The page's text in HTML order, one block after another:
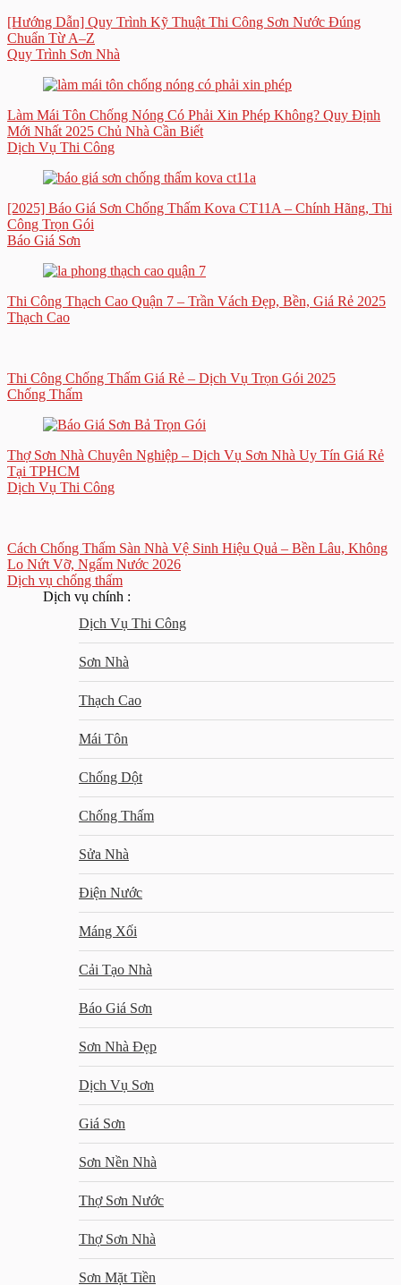
[Hướng Dẫn] Quy Trình Kỹ Thuật Thi Công Sơn Nước Đúng
Chuẩn Từ A–Z
Quy Trình Sơn Nhà
Làm Mái Tôn Chống Nóng Có Phải Xin Phép Không? Quy Định
Mới Nhất 2025 Chủ Nhà Cần Biết
Dịch Vụ Thi Công
[2025] Báo Giá Sơn Chống Thấm Kova CT11A – Chính Hãng, Thi
Công Trọn Gói
Báo Giá Sơn
Thi Công Thạch Cao Quận 7 – Trần Vách Đẹp, Bền, Giá Rẻ 2025
Thạch Cao
Thi Công Chống Thấm Giá Rẻ – Dịch Vụ Trọn Gói 2025
Chống Thấm
Thợ Sơn Nhà Chuyên Nghiệp – Dịch Vụ Sơn Nhà Uy Tín Giá Rẻ
Tại TPHCM
Dịch Vụ Thi Công
Cách Chống Thấm Sàn Nhà Vệ Sinh Hiệu Quả – Bền Lâu, Không
Lo Nứt Vỡ, Ngấm Nước 2026
Dịch vụ chống thấm
Dịch vụ chính :
Dịch Vụ Thi Công
Sơn Nhà
Thạch Cao
Mái Tôn
Chống Dột
Chống Thấm
Sửa Nhà
Điện Nước
Máng Xối
Cải Tạo Nhà
Báo Giá Sơn
Sơn Nhà Đẹp
Dịch Vụ Sơn
Giá Sơn
Sơn Nền Nhà
Thợ Sơn Nước
Thợ Sơn Nhà
Sơn Mặt Tiền